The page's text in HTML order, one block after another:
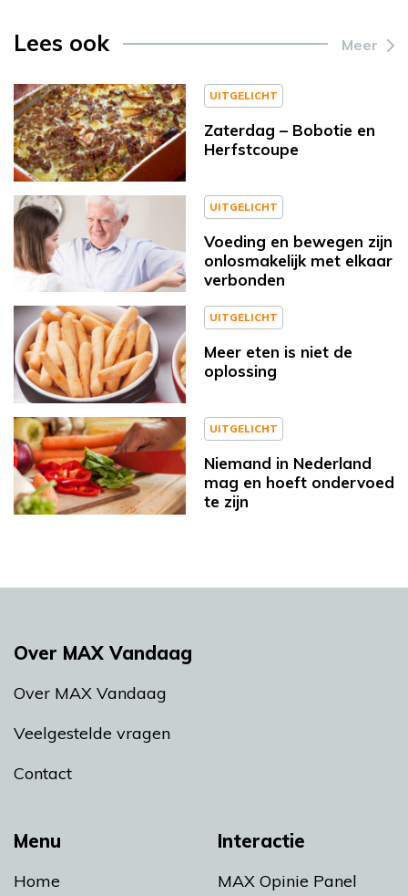
Lees ook Meer
UITGELICHT
Zaterdag – Bobotie en
Herfstcoupe
UITGELICHT
Voeding en bewegen zijn
onlosmakelijk met elkaar
verbonden
UITGELICHT
Meer eten is niet de
oplossing
UITGELICHT
Niemand in Nederland
mag en hoeft ondervoed
te zijn
Menu
Home
Interactie
MAX Opinie Panel
Over MAX Vandaag
Over MAX Vandaag
Veelgestelde vragen
Contact